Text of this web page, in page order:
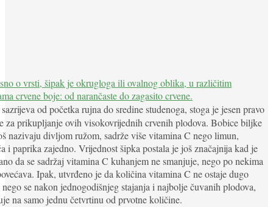
sazrijeva od početka rujna do sredine studenoga, stoga je jesen pravo
za prikupljanje ovih visokovrijednih crvenih plodova. Bobice biljke
nazivaju divljom ružom, sadrže više vitamina C nego limun,
i paprika zajedno. Vrijednost šipka postala je još značajnija kad je
da se sadržaj vitamina C kuhanjem ne smanjuje, nego po nekima
Ipak, utvrđeno je da količina vitamina C ne ostaje dugo
nego se nakon jednogodišnjeg stajanja i najbolje čuvanih plodova,
na samo jednu četvrtinu od prvotne količine.